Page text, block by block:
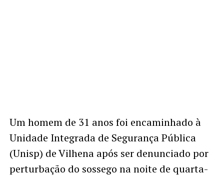
Um homem de 31 anos foi encaminhado à
Unidade Integrada de Segurança Pública
(Unisp) de Vilhena após ser denunciado por
perturbação do sossego na noite de quarta-